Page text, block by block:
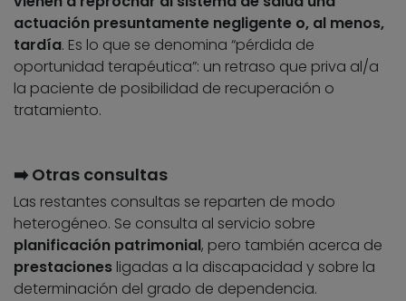
actuación presuntamente negligente o, al menos,
tardía. Es lo que se denomina “pérdida de
oportunidad terapéutica”: un retraso que priva al/a
la paciente de posibilidad de recuperación o
tratamiento.
➡️ Otras consultas
Las restantes consultas se reparten de modo
heterogéneo. Se consulta al servicio sobre
planificación patrimonial, pero también acerca de
prestaciones ligadas a la discapacidad y sobre la
determinación del grado de dependencia.